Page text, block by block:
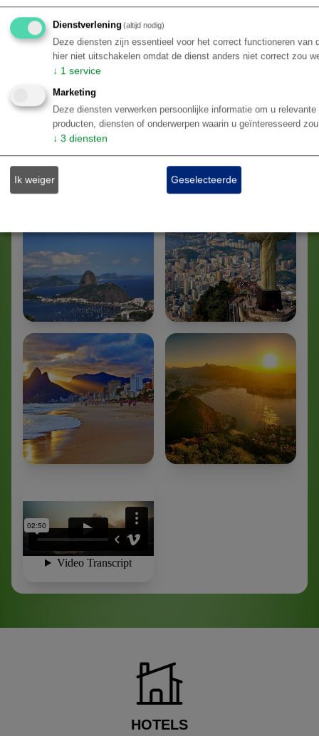
een comfortabel hotel op de juiste locatie tot het
regelen van unieke excursies. Combineer je
stedentrip bijvoorbeeld met een bezoek aan het
Neem contact op voor een vrijblijvend reisvoorstel en
laat je betoveren door de magie van de 'Cidade
Maravilhosa'.
HOTELS
Dienstverlening(altijd nodig)
Deze diensten zijn essentieel voor het correct functioneren van
hier niet uitschakelen omdat de dienst anders niet correct zou
↓ 1 service
Marketing
Deze diensten verwerken persoonlijke informatie om u
producten, diensten of onderwerpen waarin u geïnteresseerd
↓ 3 diensten
Ik weiger Geselecteerde